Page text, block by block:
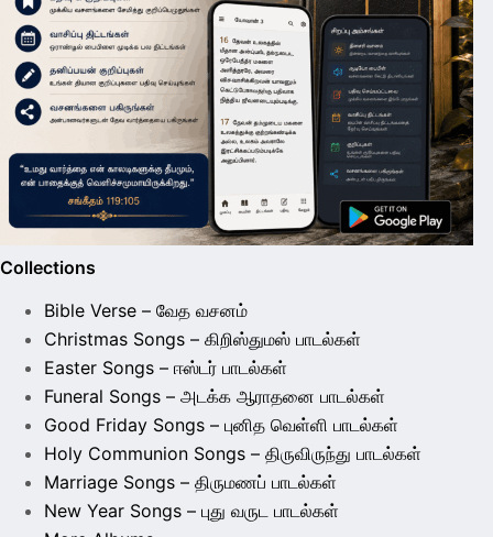
Collections
Bible Verse – வேத வசனம்
Christmas Songs – கிறிஸ்துமஸ் பாடல்கள்
Easter Songs – ஈஸ்டர் பாடல்கள்
Funeral Songs – அடக்க ஆராதனை பாடல்கள்
Good Friday Songs – புனித வெள்ளி பாடல்கள்
Holy Communion Songs – திருவிருந்து பாடல்கள்
Marriage Songs – திருமணப் பாடல்கள்
New Year Songs – புது வருட பாடல்கள்